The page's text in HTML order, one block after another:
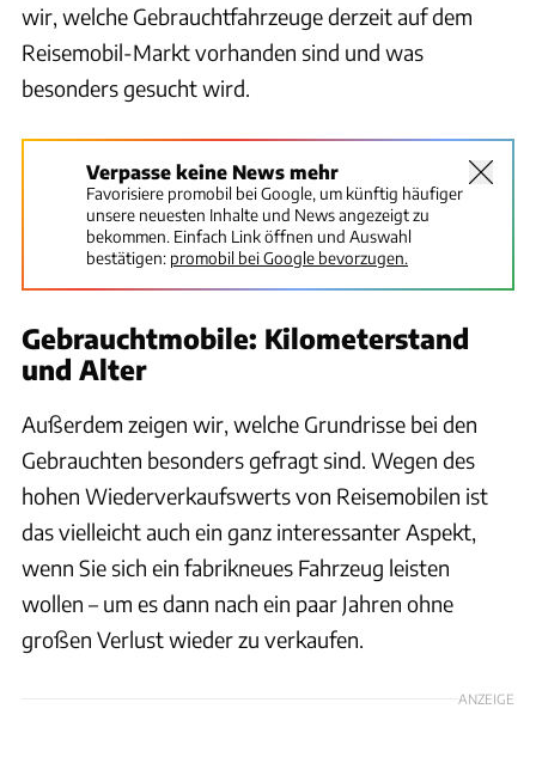
wir, welche Gebrauchtfahrzeuge derzeit auf dem
Reisemobil-Markt vorhanden sind und was
besonders gesucht wird.
Verpasse keine News mehr
Favorisiere promobil bei Google, um künftig häufiger
unsere neuesten Inhalte und News angezeigt zu
bekommen. Einfach Link öffnen und Auswahl
bestätigen: promobil bei Google bevorzugen.
Gebrauchtmobile: Kilometerstand
und Alter
Außerdem zeigen wir, welche Grundrisse bei den
Gebrauchten besonders gefragt sind. Wegen des
hohen Wiederverkaufswerts von Reisemobilen ist
das vielleicht auch ein ganz interessanter Aspekt,
wenn Sie sich ein fabrikneues Fahrzeug leisten
wollen – um es dann nach ein paar Jahren ohne
großen Verlust wieder zu verkaufen.
ANZEIGE